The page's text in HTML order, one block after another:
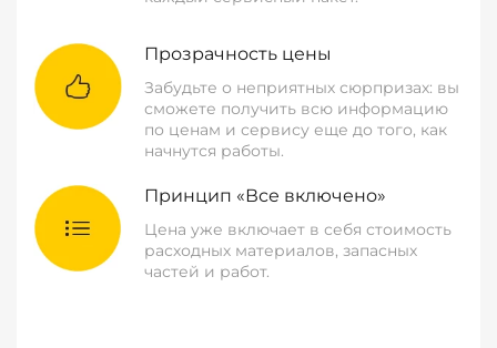
Прозрачность цены
Забудьте о неприятных сюрпризах: вы
сможете получить всю информацию
по ценам и сервису еще до того, как
начнутся работы.
Принцип «Все включено»
Цена уже включает в себя стоимость
расходных материалов, запасных
частей и работ.